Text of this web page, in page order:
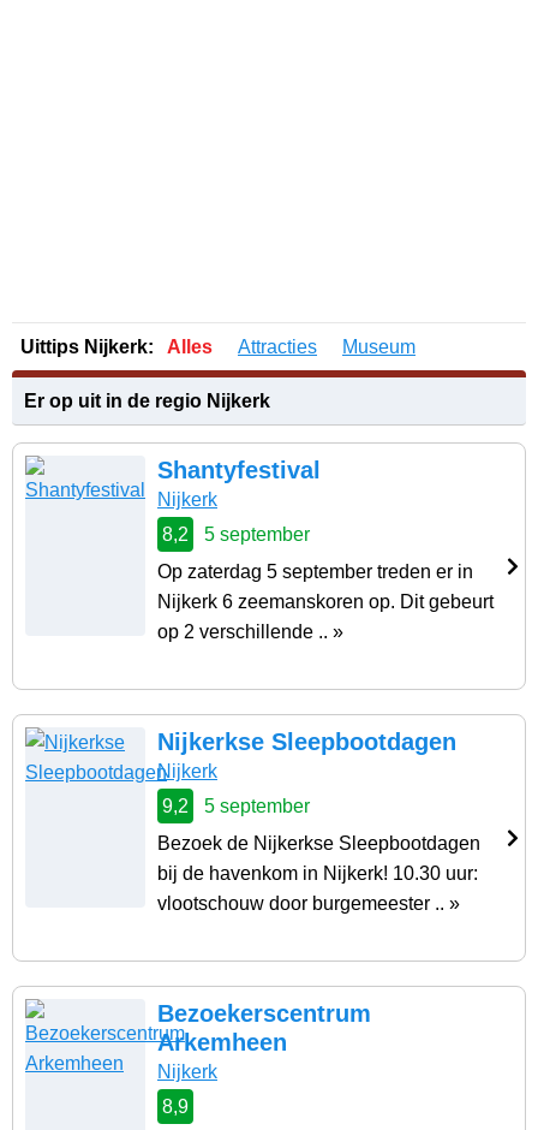
Uittips Nijkerk: Alles Attracties Museum
Er op uit in de regio Nijkerk
Shantyfestival
Nijkerk
8,2
5 september
Op zaterdag 5 september treden er in
Nijkerk 6 zeemanskoren op. Dit gebeurt
op 2 verschillende .. »
Nijkerkse Sleepbootdagen
Nijkerk
9,2
5 september
Bezoek de Nijkerkse Sleepbootdagen
bij de havenkom in Nijkerk! 10.30 uur:
vlootschouw door burgemeester .. »
Bezoekerscentrum
Arkemheen
Nijkerk
8,9